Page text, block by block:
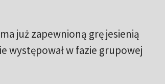
już zapewnioną grę jesienią
występował w fazie grupowej